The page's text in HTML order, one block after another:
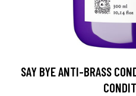
SAY BYE ANTI-BRASS